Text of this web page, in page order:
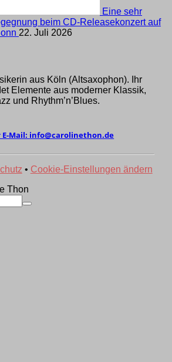
Eine sehr
beim CD-Releasekonzert auf
22. Juli 2026
aus Köln (Alt­saxo­phon). Ihr
Elemen­te aus moder­ner Klassik,
und Rhythm’­n’Blues.
Mail: ed.nohtenilorac@ofni
• Cookie-Einstellungen ändern
Thon